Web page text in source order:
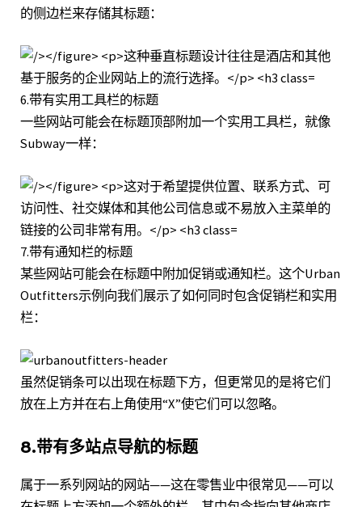
的侧边栏来存储其标题：
6.带有实用工具栏的标题
一些网站可能会在标题顶部附加一个实用工具栏，就像
Subway一样：
7.带有通知栏的标题
某些网站可能会在标题中附加促销或通知栏。这个Urban
Outfitters示例向我们展示了如何同时包含促销栏和实用
栏：
虽然促销条可以出现在标题下方，但更常见的是将它们
放在上方并在右上角使用“X”使它们可以忽略。
8.带有多站点导航的标题
属于一系列网站的网站——这在零售业中很常见——可以